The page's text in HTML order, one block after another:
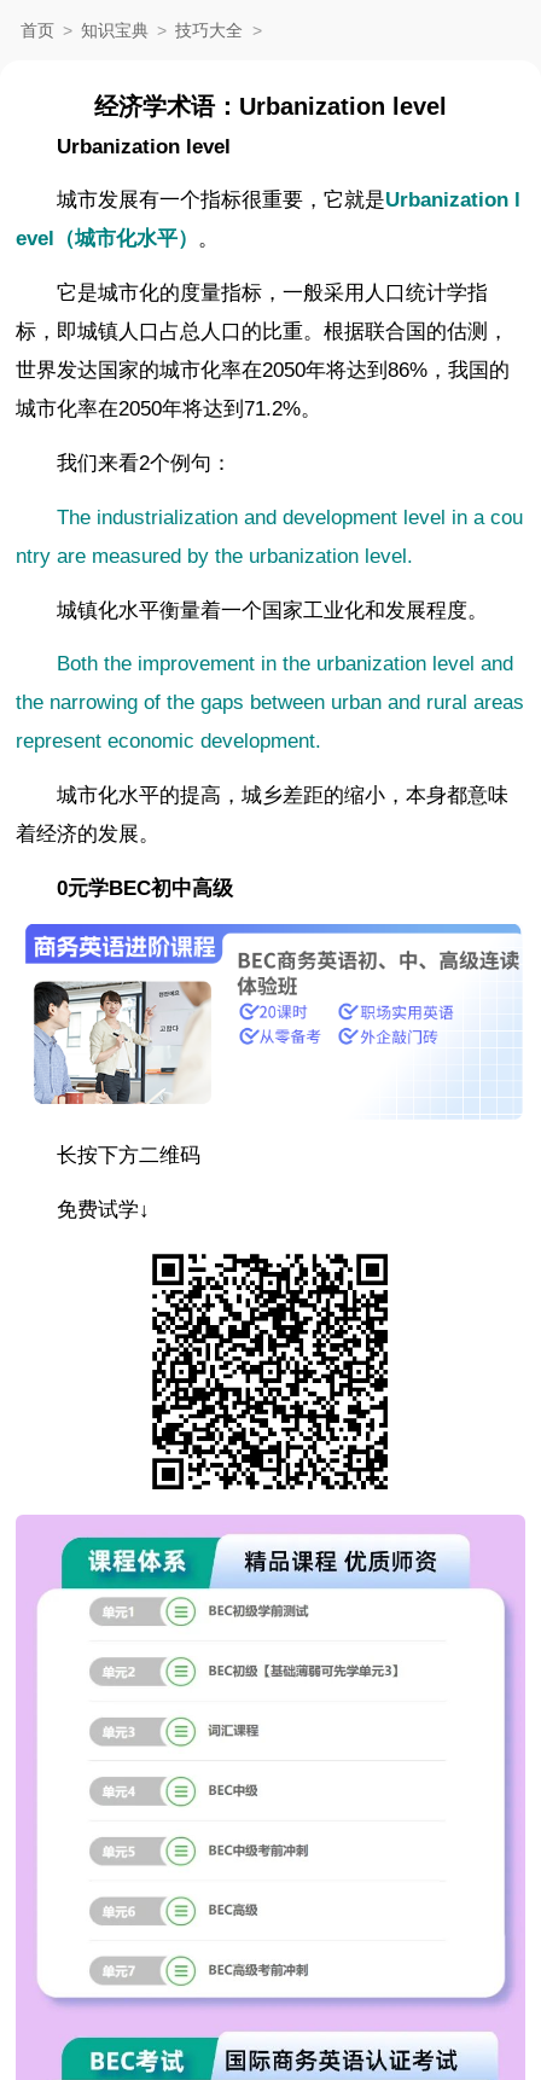
首页 > 知识宝典 > 技巧大全 >
经济学术语：Urbanization level
Urbanization level
城市发展有一个指标很重要，它就是Urbanization l
evel（城市化水平） 。
它是城市化的度量指标，一般采用人口统计学指
标，即城镇人口占总人口的比重。根据联合国的估测，
世界发达国家的城市化率在2050年将达到86%，我国的
城市化率在2050年将达到71.2%。
我们来看2个例句：
The industrialization and development level in a cou
ntry are measured by the urbanization level.
城镇化水平衡量着一个国家工业化和发展程度。
Both the improvement in the urbanization level and
the narrowing of the gaps between urban and rural areas
represent economic development.
城市化水平的提高，城乡差距的缩小，本身都意味
着经济的发展。
0元学BEC初中高级
长按下方二维码
免费试学↓